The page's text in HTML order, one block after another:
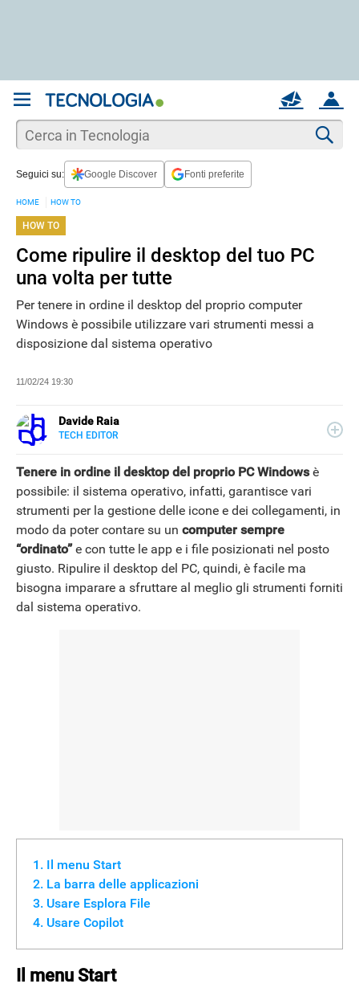
ACCOUNT
MAIL
Seguici su: Google Discover Fonti preferite
HOME HOW TO
HOW TO
Come ripulire il desktop del tuo PC
una volta per tutte
Per tenere in ordine il desktop del proprio computer
Windows è possibile utilizzare vari strumenti messi a
disposizione dal sistema operativo
11/02/24 19:30
Davide Raia
TECH EDITOR
editoriali italiane e si occupa principalmente di tecnologia,
in tutte le sue forme. Appassionato di viaggi, vive tra
Napoli e la Grecia.
Tenere in ordine il desktop del proprio PC Windowsè
possibile: il sistema operativo, infatti, garantisce vari
strumenti per la gestione delle icone e dei collegamenti, in
modo da poter contare su un computer sempre
“ordinato”e con tutte le app e i file posizionati nel posto
giusto. Ripulire il desktop del PC, quindi, è facile ma
bisogna imparare a sfruttare al meglio gli strumenti forniti
dal sistema operativo.
Il menu Start
La barra delle applicazioni
Usare Esplora File
Usare Copilot
Il menu Start